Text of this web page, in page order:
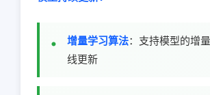
增量学习算法：支持模型的增
线更新